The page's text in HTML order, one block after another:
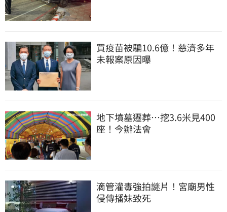
買疫苗被騙10.6億！慈濟多年
未報案原因曝
地下墳墓遷葬…挖3.6米見400
座！今辦法會
滴管灌毒強拍謎片！宮廟男性
侵傳播妹致死